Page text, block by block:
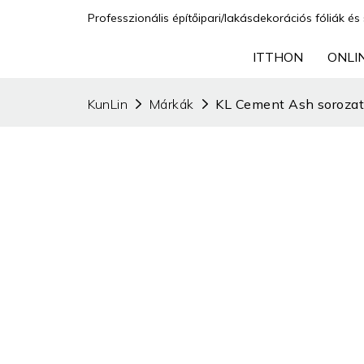
Professzionális építőipari/lakásdekorációs fóliák
ITTHON
KunLin Márkák KL Cement Ash sorozat